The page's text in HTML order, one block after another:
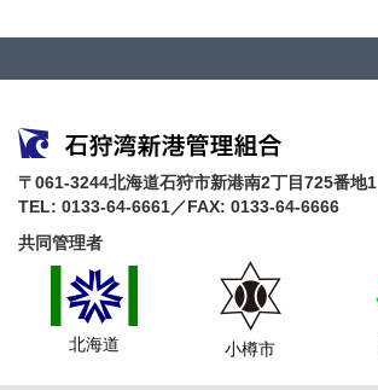
〒061-3244北海道石狩市新港南2丁目725番地1
TEL: 0133-64-6661／FAX: 0133-64-6666
共同管理者
北海道 小樽市